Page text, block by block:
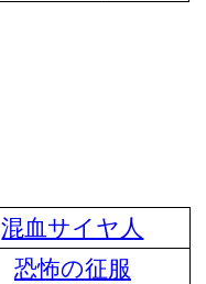
混血サイヤ人
恐怖の征服